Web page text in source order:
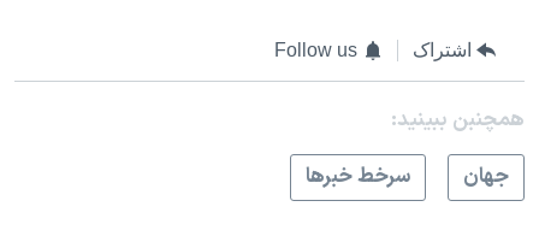
اشتراک Follow us
همچنبن ببینید:
جهان
سرخط خبرها